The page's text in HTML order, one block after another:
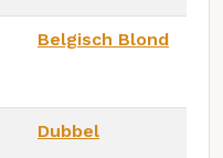
Belgisch Blond
Dubbel